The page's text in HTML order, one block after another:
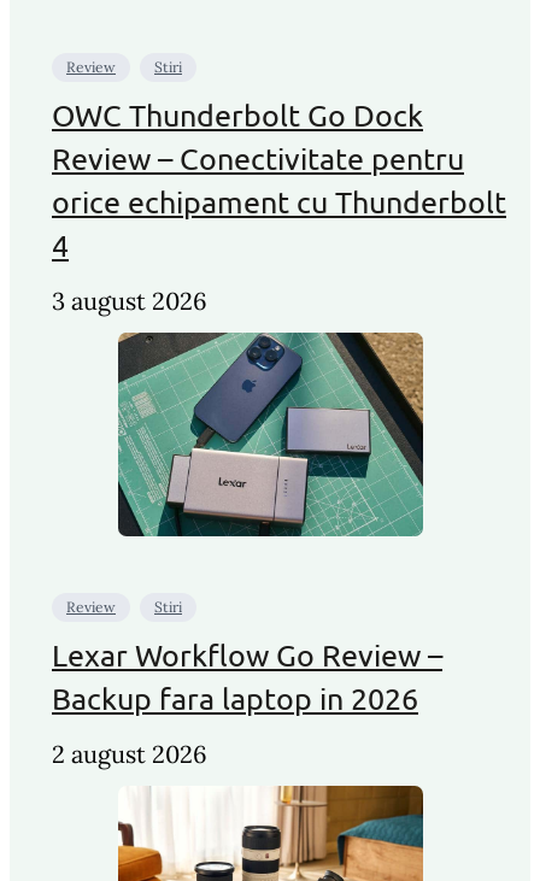
Review Stiri
OWC Thunderbolt Go Dock
Review – Conectivitate pentru
orice echipament cu Thunderbolt
4
3 august 2026
Review Stiri
Lexar Workflow Go Review –
Backup fara laptop in 2026
2 august 2026